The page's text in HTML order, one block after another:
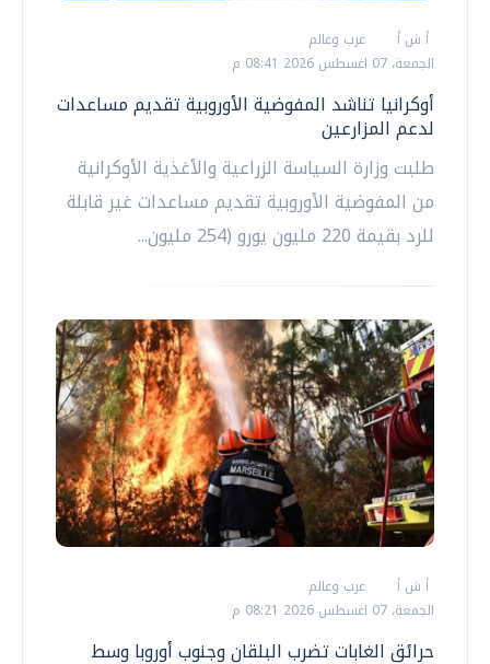
أ ش أ
عرب وعالم
الجمعة، 07 اغسطس 2026 08:41 م
أوكرانيا تناشد المفوضية الأوروبية تقديم مساعدات
لدعم المزارعين
طلبت وزارة السياسة الزراعية والأغذية الأوكرانية
من المفوضية الأوروبية تقديم مساعدات غير قابلة
للرد بقيمة 220 مليون يورو (254 مليون...
أ ش أ
عرب وعالم
الجمعة، 07 اغسطس 2026 08:21 م
حرائق الغابات تضرب البلقان وجنوب أوروبا وسط